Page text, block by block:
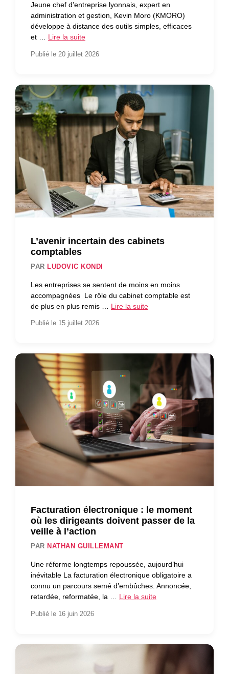
Jeune chef d’entreprise lyonnais, expert en
administration et gestion, Kevin Moro (KMORO)
développe à distance des outils simples, efficaces
et … Lire la suite
Publié le 20 juillet 2026
L’avenir incertain des cabinets
comptables
PARLUDOVIC KONDI
Les entreprises se sentent de moins en moins
accompagnées Le rôle du cabinet comptable est
de plus en plus remis … Lire la suite
Publié le 15 juillet 2026
Facturation électronique : le moment
où les dirigeants doivent passer de la
veille à l’action
PAR NATHAN GUILLEMANT
Une réforme longtemps repoussée, aujourd’hui
inévitable La facturation électronique obligatoire a
connu un parcours semé d’embûches. Annoncée,
retardée, reformatée, la … Lire la suite
Publié le 16 juin 2026